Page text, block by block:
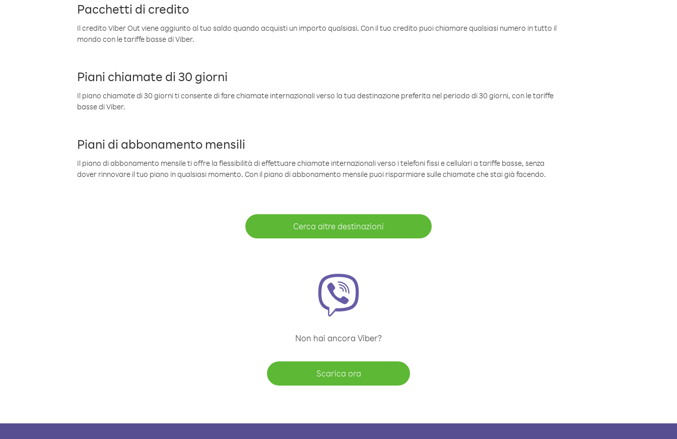
Pacchetti di credito
Il credito Viber Out viene aggiunto al tuo saldo quando acquisti un importo qualsiasi. Con il tuo credito puoi chiamare qualsiasi numero in tutto il
mondo con le tariffe basse di Viber.
Piani chiamate di 30 giorni
Il piano chiamate di 30 giorni ti consente di fare chiamate internazionali verso la tua destinazione preferita nel periodo di 30 giorni, con le tariffe
basse di Viber.
Piani di abbonamento mensili
Il piano di abbonamento mensile ti offre la flessibilità di effettuare chiamate internazionali verso i telefoni fissi e cellulari a tariffe basse, senza
dover rinnovare il tuo piano in qualsiasi momento. Con il piano di abbonamento mensile puoi risparmiare sulle chiamate che stai già facendo.
Cerca altre destinazioni
Non hai ancora Viber?
Scarica ora